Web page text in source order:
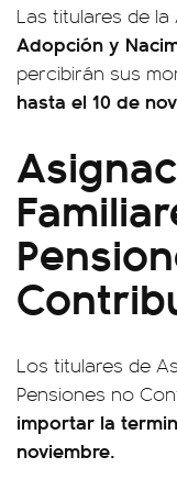
Las titulares de
Adopción y
percibirán sus
hasta el 10 de
Los titulares de
Pensiones no
importar la
noviembre.